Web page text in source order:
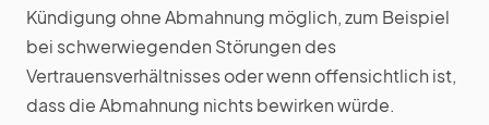
Kündigung ohne Abmahnung möglich, zum Beispiel
bei schwerwiegenden Störungen des
Vertrauensverhältnisses oder wenn offensichtlich ist,
dass die Abmahnung nichts bewirken würde.